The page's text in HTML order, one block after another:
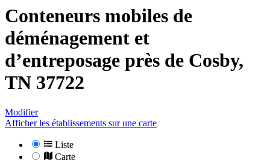
Conteneurs mobiles de
déménagement et
d’entreposage près de Cosby,
TN 37722
Modifier
Afficher les établissements sur une carte
Liste
Carte